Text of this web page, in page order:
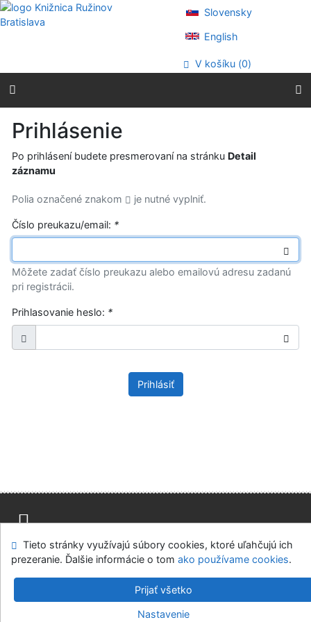
Prejsť na obsah
Prejsť na menu
Prehlásenie o webovej prístupnosti
Slovensky
English
V košíku (0)
Prihlásenie
Po prihlásení budete presmerovaní na stránku Detail
záznamu
Polia označené znakom je nutné vyplniť.
Číslo preukazu/email: *
Môžete zadať číslo preukazu alebo emailovú adresu zadanú
pri registrácii.
Prihlasovanie heslo: *
Prihlásiť
Mapa stránok Prístupnosť
Súkromie
Modul OpenSearch
Napíšte nám Nastavenie cookies
Knižnica Ružinov Bratislava
v.4.8.63a-Cosmotron Slovakia, s.r.o.
Tieto stránky využívajú súbory cookies, ktoré uľahčujú ich
prezeranie. Ďalšie informácie o tom ako používame cookies.
Prijať všetko
Nastavenie